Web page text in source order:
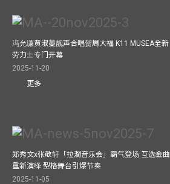
冯允谦黄淑蔓靓声合唱贺周大福 K11 MUSEA全新
劳力士专门开幕
2025-11-20
更多
郑秀文x张敬轩「拉濶音乐会」霸气登场 互选金曲
重新演绎 型格舞台引爆节奏
2025-11-05